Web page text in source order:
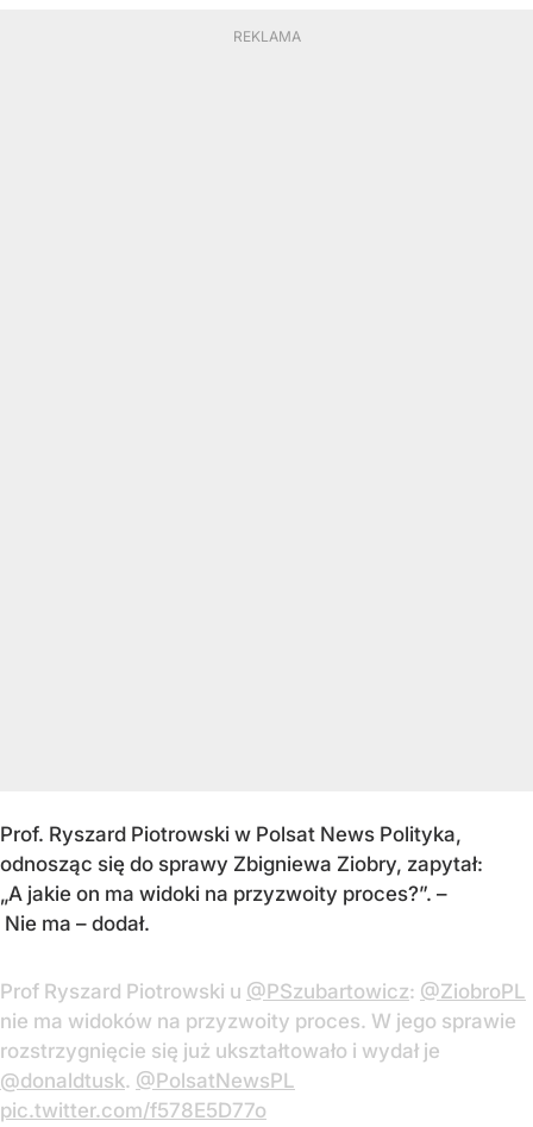
Prof. Ryszard Piotrowski w Polsat News Polityka,
odnosząc się do sprawy Zbigniewa Ziobry, zapytał:
„A jakie on ma widoki na przyzwoity proces?”. –
Nie ma – dodał.
Prof Ryszard Piotrowski u @PSzubartowicz: @ZiobroPL
nie ma widoków na przyzwoity proces. W jego sprawie
rozstrzygnięcie się już ukształtowało i wydał je
@donaldtusk. @PolsatNewsPL
pic.twitter.com/f578E5D77o